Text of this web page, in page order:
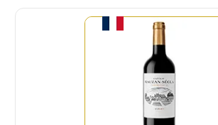
Menge